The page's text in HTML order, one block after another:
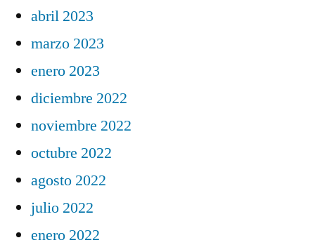
abril 2023
marzo 2023
enero 2023
diciembre 2022
noviembre 2022
octubre 2022
agosto 2022
julio 2022
enero 2022